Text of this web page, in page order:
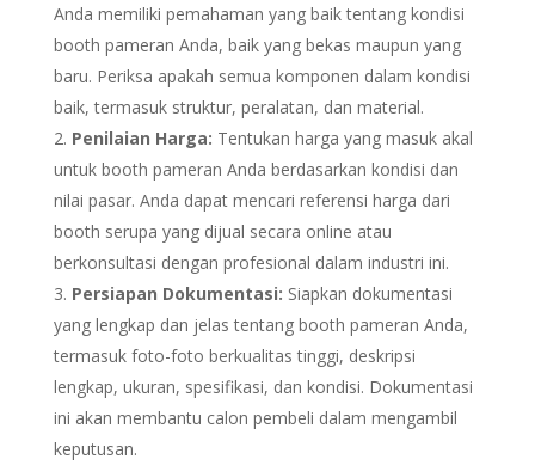
Anda memiliki pemahaman yang baik tentang kondisi
booth pameran Anda, baik yang bekas maupun yang
baru. Periksa apakah semua komponen dalam kondisi
baik, termasuk struktur, peralatan, dan material.
Penilaian Harga: Tentukan harga yang masuk akal
untuk booth pameran Anda berdasarkan kondisi dan
nilai pasar. Anda dapat mencari referensi harga dari
booth serupa yang dijual secara online atau
berkonsultasi dengan profesional dalam industri ini.
Persiapan Dokumentasi: Siapkan dokumentasi
yang lengkap dan jelas tentang booth pameran Anda,
termasuk foto-foto berkualitas tinggi, deskripsi
lengkap, ukuran, spesifikasi, dan kondisi. Dokumentasi
ini akan membantu calon pembeli dalam mengambil
keputusan.